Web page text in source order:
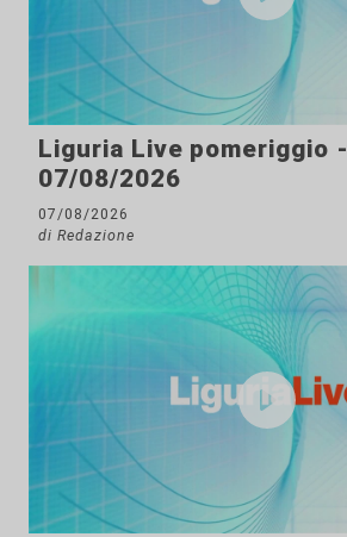
Liguria Live pomeriggio -
07/08/2026
07/08/2026
di Redazione